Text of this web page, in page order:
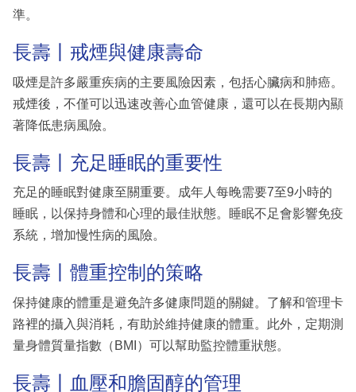
準。
長壽丨戒煙與健康壽命
吸煙是許多嚴重疾病的主要風險因素，包括心臟病和肺癌。
戒煙後，不僅可以迅速改善心血管健康，還可以在長期內顯
著降低患病風險。
長壽丨充足睡眠的重要性
充足的睡眠對健康至關重要。成年人每晚需要7至9小時的
睡眠，以保持身體和心理的最佳狀態。睡眠不足會影響免疫
系統，增加慢性病的風險。
長壽丨體重控制的策略
保持健康的體重是避免許多健康問題的關鍵。了解和管理卡
路裡的攝入與消耗，有助於維持健康的體重。此外，定期測
量身體質量指數（BMI）可以幫助監控體重狀態。
長壽丨血壓和膽固醇的管理